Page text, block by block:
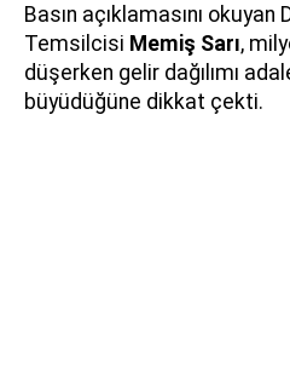
Basın açıklamasını okuyan
Temsilcisi Memiş Sarı,
düşerken gelir dağılımı
büyüdüğüne dikkat çekti.